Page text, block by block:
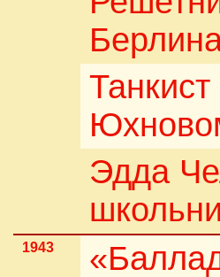
Эдда
1943